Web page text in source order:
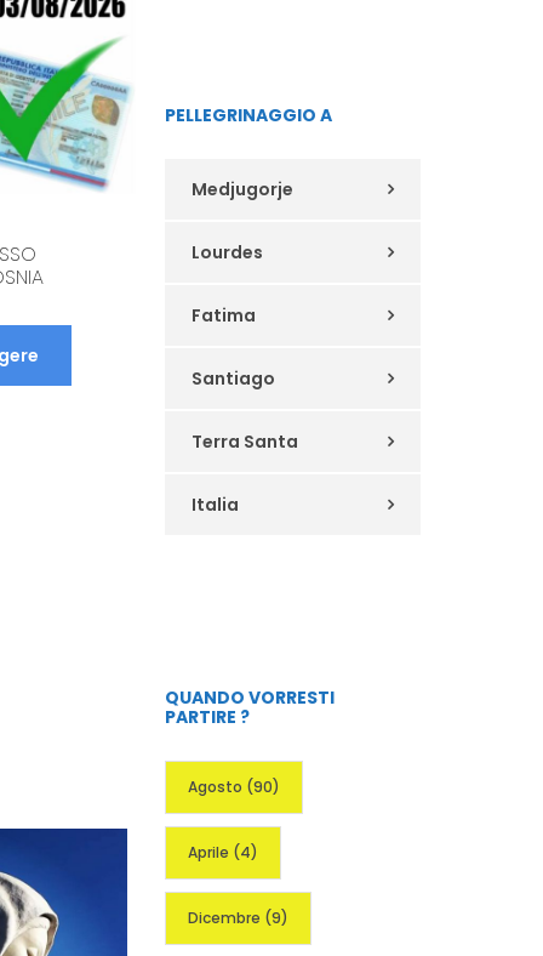
PELLEGRINAGGIO A
Medjugorje
Lourdes
Fatima
Santiago
Terra Santa
Italia
QUANDO VORRESTI
PARTIRE ?
Agosto (90)
Aprile (4)
Dicembre (9)